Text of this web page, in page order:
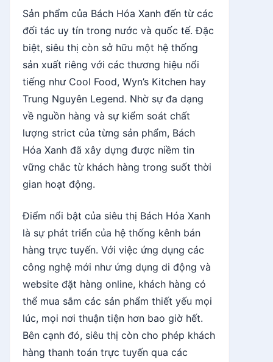
Sản phẩm của Bách Hóa Xanh đến từ các
đối tác uy tín trong nước và quốc tế. Đặc
biệt, siêu thị còn sở hữu một hệ thống
sản xuất riêng với các thương hiệu nổi
tiếng như Cool Food, Wyn’s Kitchen hay
Trung Nguyên Legend. Nhờ sự đa dạng
về nguồn hàng và sự kiểm soát chất
lượng strict của từng sản phẩm, Bách
Hóa Xanh đã xây dựng được niềm tin
vững chắc từ khách hàng trong suốt thời
gian hoạt động.
Điểm nổi bật của siêu thị Bách Hóa Xanh
là sự phát triển của hệ thống kênh bán
hàng trực tuyến. Với việc ứng dụng các
công nghệ mới như ứng dụng di động và
website đặt hàng online, khách hàng có
thể mua sắm các sản phẩm thiết yếu mọi
lúc, mọi nơi thuận tiện hơn bao giờ hết.
Bên cạnh đó, siêu thị còn cho phép khách
hàng thanh toán trực tuyến qua các